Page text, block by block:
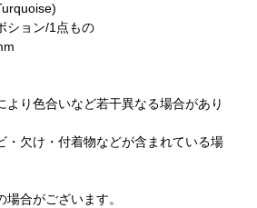
ション/1点もの
り色合いなど若干異なる場合があり
欠け・付着物などが含まれている場
合がございます。